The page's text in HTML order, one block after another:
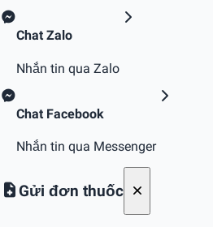
Chat Zalo
Nhắn tin qua Zalo
Chat Facebook
Nhắn tin qua Messenger
Gửi đơn thuốc